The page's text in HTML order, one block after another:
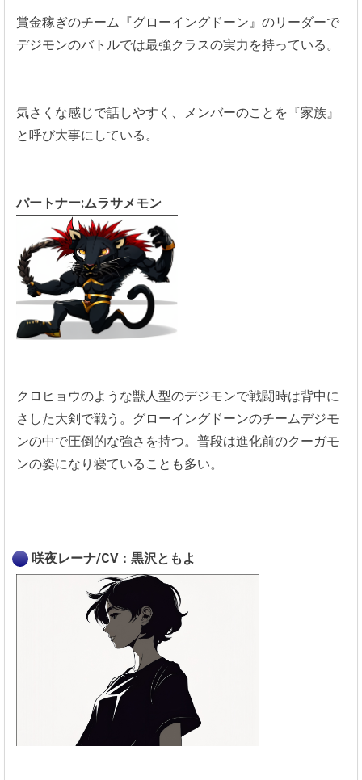
賞金稼ぎのチーム『グローイングドーン』のリーダーで
デジモンのバトルでは最強クラスの実力を持っている。
気さくな感じで話しやすく、メンバーのことを『家族』
と呼び大事にしている。
パートナー:ムラサメモン
クロヒョウのような獣人型のデジモンで戦闘時は背中に
さした大剣で戦う。グローイングドーンのチームデジモ
ンの中で圧倒的な強さを持つ。普段は進化前のクーガモ
ンの姿になり寝ていることも多い。
咲夜レーナ/CV：黒沢ともよ